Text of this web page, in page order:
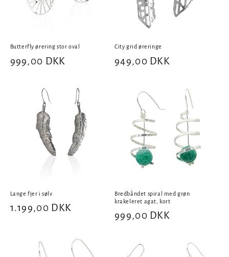
Butterfly ørering stor oval
Normalpris
999,00 DKK
City grid øreringe
Normalpris
949,00 DKK
Lange fjer i sølv
Normalpris
1.199,00 DKK
Bredbåndet spiral med grøn
krakeleret agat, kort
Normalpris
999,00 DKK